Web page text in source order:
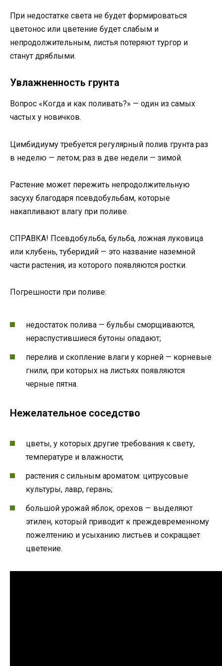
При недостатке света не будет формироваться
цветонос или цветение будет слабым и
непродолжительным, листья потеряют тургор и
станут дряблыми.
Увлажненность грунта
Вопрос «Когда и как поливать?» — один из самых
частых у новичков.
Цимбидиуму требуется регулярный полив грунта раз
в неделю — летом; раз в две недели — зимой.
Растение может пережить непродолжительную
засуху благодаря псевдобульбам, которые
накапливают влагу при поливе.
СПРАВКА! Псевдобульба, бульба, ложная луковица
или клубень, туберидий — это название наземной
части растения, из которого появляются ростки.
Погрешности при поливе:
недостаток полива — бульбы сморщиваются,
нераспустившиеся бутоны опадают;
перелив и скопление влаги у корней — корневые
гнили, при которых на листьях появляются
черные пятна.
Нежелательное соседство
цветы, у которых другие требования к свету,
температуре и влажности;
растения с сильным ароматом: цитрусовые
культуры, лавр, герань;
большой урожай яблок, орехов — выделяют
этилен, который приводит к преждевременному
пожелтению и усыханию листьев и сокращает
цветение.